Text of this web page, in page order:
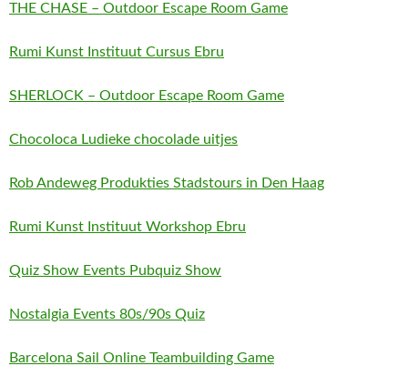
THE CHASE – Outdoor Escape Room Game
Rumi Kunst Instituut Cursus Ebru
SHERLOCK – Outdoor Escape Room Game
Chocoloca Ludieke chocolade uitjes
Rob Andeweg Produkties Stadstours in Den Haag
Rumi Kunst Instituut Workshop Ebru
Quiz Show Events Pubquiz Show
Nostalgia Events 80s/90s Quiz
Barcelona Sail Online Teambuilding Game